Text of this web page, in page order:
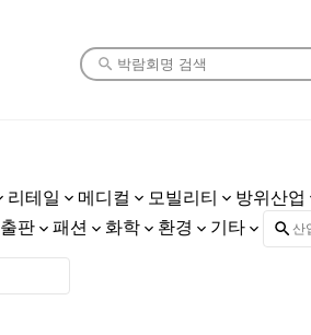
리테일 메디컬 모빌리티 방위산업
출판 패션 화학 환경 기타